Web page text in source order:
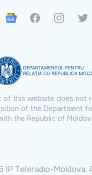
Google News
FacebookInstagram
of this website does not
of the Department
the Republic of
IP Teleradio-Moldova.